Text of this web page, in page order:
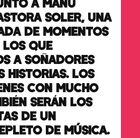
SOLER, UNA
DE MOMENTOS
QUE
A SOÑADORES
HISTORIAS. LOS
CON MUCHO
SERÁN LOS
DE UN
DE MÚSICA.